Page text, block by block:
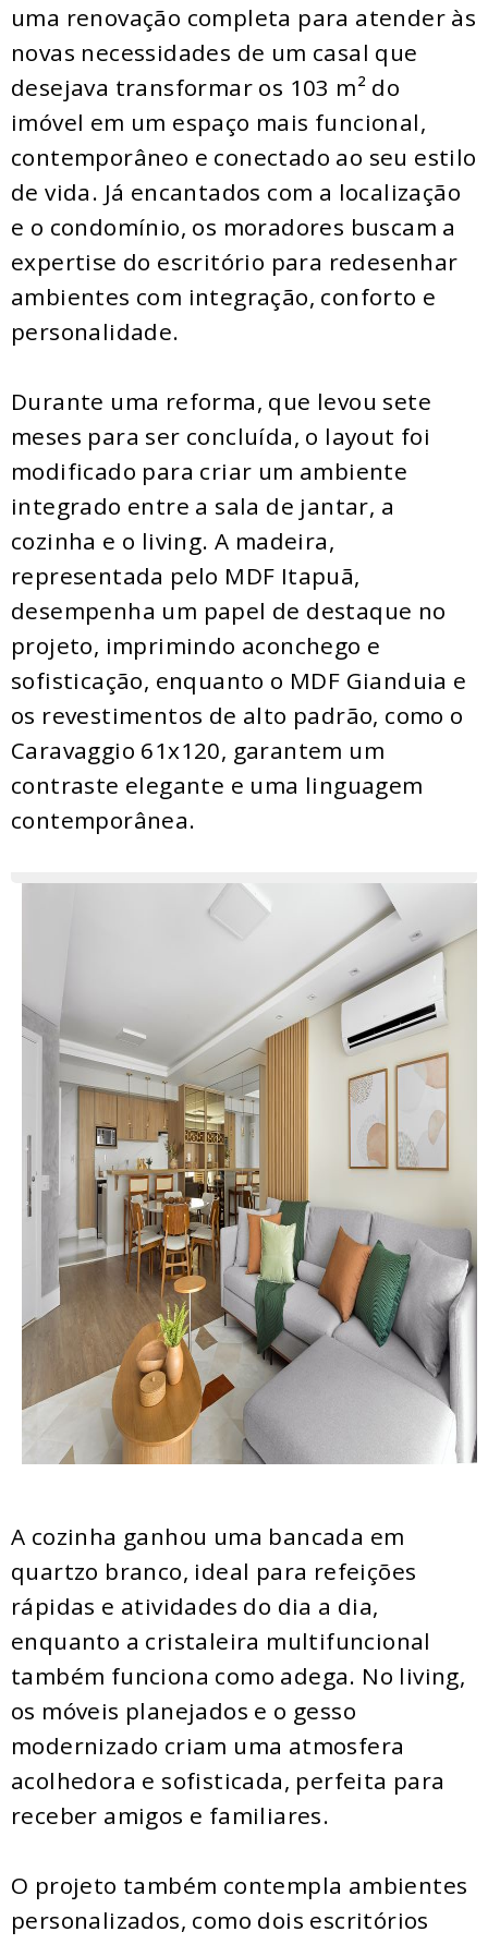
uma renovação completa para atender às
novas necessidades de um casal que
desejava transformar os 103 m² do
imóvel em um espaço mais funcional,
contemporâneo e conectado ao seu estilo
de vida. Já encantados com a localização
e o condomínio, os moradores buscam a
expertise do escritório para redesenhar
ambientes com integração, conforto e
personalidade.
Durante uma reforma, que levou sete
meses para ser concluída, o layout foi
modificado para criar um ambiente
integrado entre a sala de jantar, a
cozinha e o living. A madeira,
representada pelo MDF Itapuã,
desempenha um papel de destaque no
projeto, imprimindo aconchego e
sofisticação, enquanto o MDF Gianduia e
os revestimentos de alto padrão, como o
Caravaggio 61x120, garantem um
contraste elegante e uma linguagem
contemporânea.
A cozinha ganhou uma bancada em
quartzo branco, ideal para refeições
rápidas e atividades do dia a dia,
enquanto a cristaleira multifuncional
também funciona como adega. No living,
os móveis planejados e o gesso
modernizado criam uma atmosfera
acolhedora e sofisticada, perfeita para
receber amigos e familiares.
O projeto também contempla ambientes
personalizados, como dois escritórios